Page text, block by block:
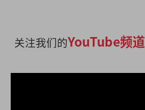
关注我们的YouTube频道